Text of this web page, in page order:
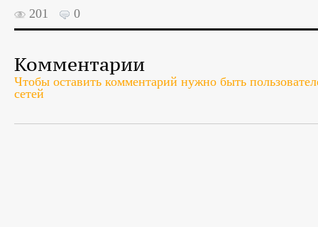
201 0
Комментарии
Чтобы оставить комментарий нужно быть
сетей